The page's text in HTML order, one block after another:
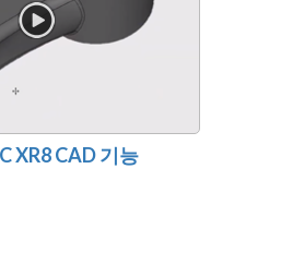
XR8 CAD 기능